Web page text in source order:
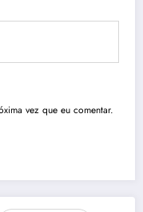
vez que eu comentar.